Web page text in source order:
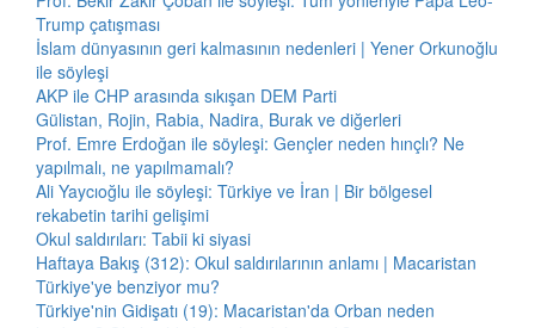
Trump çatışması
İslam dünyasının geri kalmasının nedenleri | Yener Orkunoğlu
ile söyleşi
AKP ile CHP arasında sıkışan DEM Parti
Gülistan, Rojin, Rabia, Nadira, Burak ve diğerleri
Prof. Emre Erdoğan ile söyleşi: Gençler neden hınçlı? Ne
yapılmalı, ne yapılmamalı?
Ali Yaycıoğlu ile söyleşi: Türkiye ve İran | Bir bölgesel
rekabetin tarihi gelişimi
Okul saldırıları: Tabii ki siyasi
Haftaya Bakış (312): Okul saldırılarının anlamı | Macaristan
Türkiye'ye benziyor mu?
Türkiye'nin Gidişatı (19): Macaristan'da Orban neden